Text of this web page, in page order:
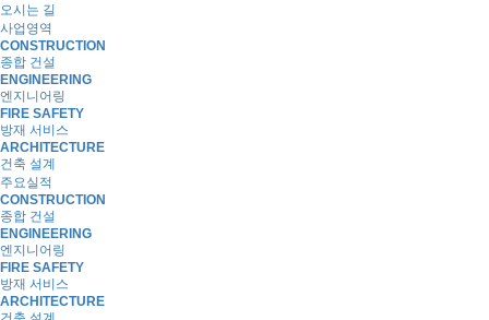
오시는 길
사업영역
CONSTRUCTION
종합 건설
ENGINEERING
엔지니어링
FIRE SAFETY
방재 서비스
ARCHITECTURE
건축 설계
주요실적
CONSTRUCTION
종합 건설
ENGINEERING
엔지니어링
FIRE SAFETY
방재 서비스
ARCHITECTURE